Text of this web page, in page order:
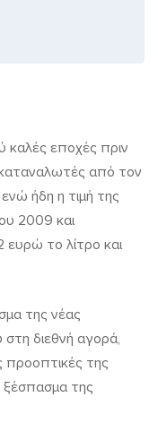
καλές εποχές πριν
από τον
ήδη η τιμή της
2009 και
ευρώ το λίτρο και
της νέας
διεθνή αγορά,
προοπτικές της
ξέσπασμα της